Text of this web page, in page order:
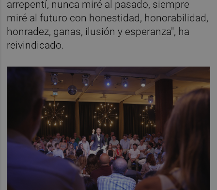
arrepentí, nunca miré al pasado, siempre
miré al futuro con honestidad, honorabilidad,
honradez, ganas, ilusión y esperanza", ha
reivindicado.